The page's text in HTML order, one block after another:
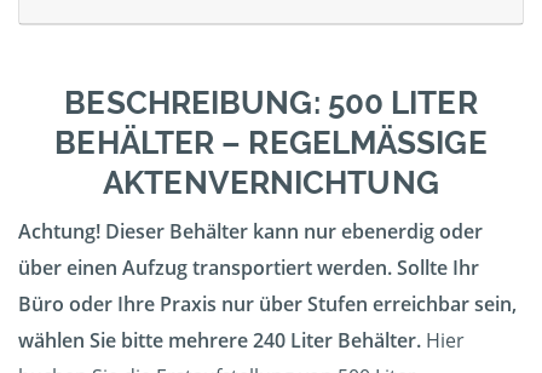
BESCHREIBUNG: 500 LITER
BEHÄLTER – REGELMÄSSIGE A
KTENVERNICHTUNG
Achtung! Dieser Behälter kann nur ebenerdig oder
über einen Aufzug transportiert werden. Sollte Ihr
Büro oder Ihre Praxis nur über Stufen erreichbar sein,
wählen Sie bitte mehrere 240 Liter Behälter. Hier